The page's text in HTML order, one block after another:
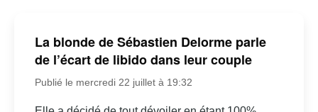
La blonde de Sébastien Delorme parle
de l’écart de libido dans leur couple
Publié le mercredi 22 juillet à 19:32